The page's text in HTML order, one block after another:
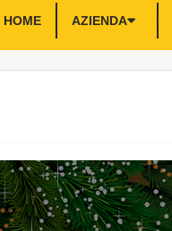
HOME AZIENDA